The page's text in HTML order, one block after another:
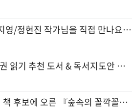
[이벤트] 백유연/김지영/정현진 작가님을 직접 만나요! 작가 강연 지원 이벤트 (~4/22까지)
[이벤트] 한 학기 한 권 읽기 추천 도서 & 독서지도안 자료집 증정 이벤트 (~4/5까지)
2026 김해시 올해의 책 후보에 오른 『숲속의 꼴깍꼴깍 파티』에 투표해 주세요.(~2/1)